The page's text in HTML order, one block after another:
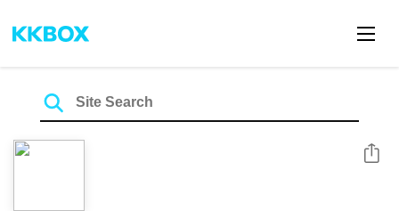
Share